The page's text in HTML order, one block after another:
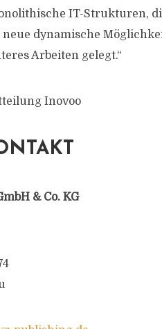
IT-Strukturen,
dynamische
Arbeiten gelegt.“
Inovoo
& Co. KG